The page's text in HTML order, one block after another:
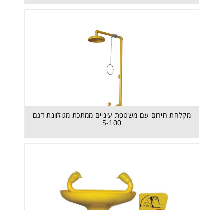
מקלחת חירום עם משטפת עיניים ממתכת מגולוונת דגם
S-100
100